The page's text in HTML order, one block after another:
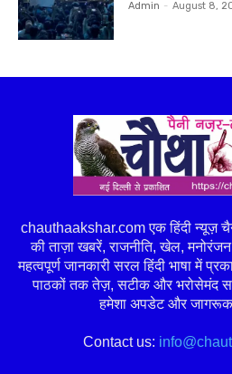
Admin - August 8,
chauthaakshar.com एक हिंदी न्यूज़
की ताज़ा खबरें, राजनीति, खेल,
महत्वपूर्ण जानकारी सरल हिंदी भाषा में
पाठकों तक तेज़, सटीक और भरोसेमंद
हमेशा अपडेट और
Contact us: